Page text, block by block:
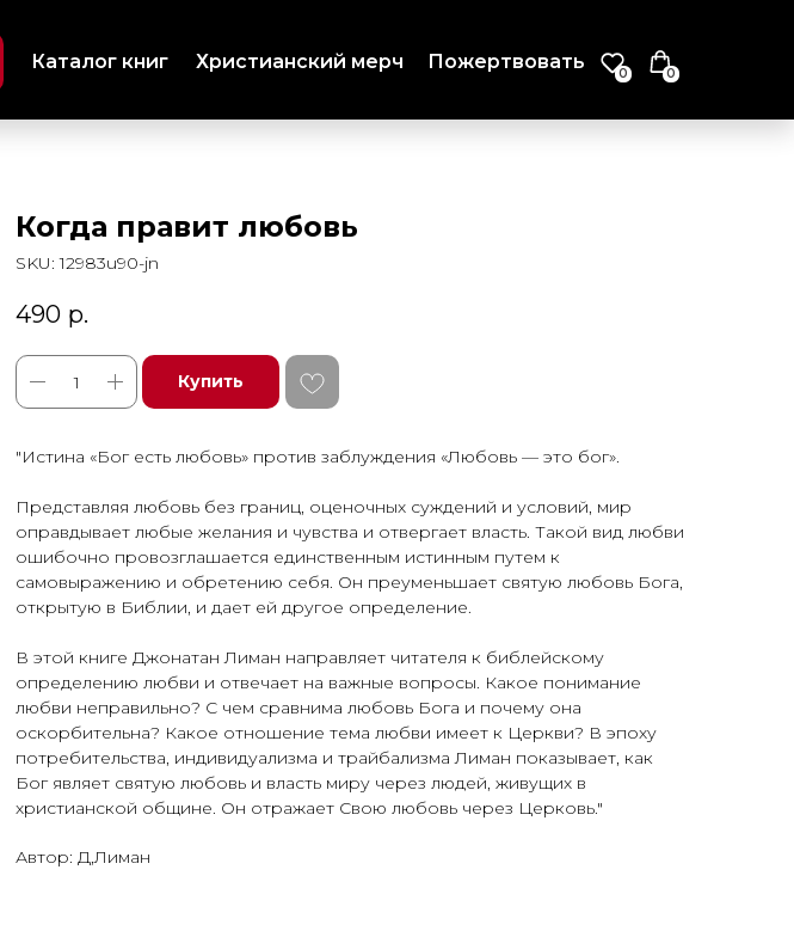
Христианский мерч
Каталог книг Пожертвовать
0
0
Когда правит любовь
SKU:12983u90-jn
490 р.
Купить
"Истина «Бог есть любовь» против заблуждения «Любовь — это бог».
Представляя любовь без границ, оценочных суждений и условий, мир
оправдывает любые желания и чувства и отвергает власть. Такой вид любви
ошибочно провозглашается единственным истинным путем к
самовыражению и обретению себя. Он преуменьшает святую любовь Бога,
открытую в Библии, и дает ей другое определение.
В этой книге Джонатан Лиман направляет читателя к библейскому
определению любви и отвечает на важные вопросы. Какое понимание
любви неправильно? C чем сравнима любовь Бога и почему она
оскорбительна? Какое отношение тема любви имеет к Церкви? В эпоху
потребительства, индивидуализма и трайбализма Лиман показывает, как
Бог являет святую любовь и власть миру через людей, живущих в
христианской общине. Он отражает Свою любовь через Церковь."
Автор: Д,Лиман